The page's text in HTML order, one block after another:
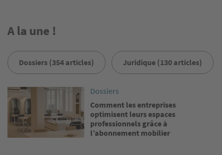
A la une !
Dossiers (354 articles) Juridique (130 articles)
Image
Dossiers
Comment les entreprises
optimisent leurs espaces
professionnels grâce à
l’abonnement mobilier